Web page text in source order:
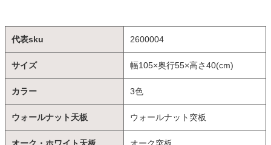
代表sku 2600004
サイズ 幅105×奥行55×高さ40(cm)
カラー 3色
ウォールナット天板 ウォールナット突板
オーク・ホワイト天板 オーク突板